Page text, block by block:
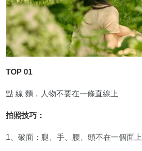
TOP 01
點 線 麵，人物不要在一條直線上
拍照技巧：
1、破面：腿、手、腰、頭不在一個面上